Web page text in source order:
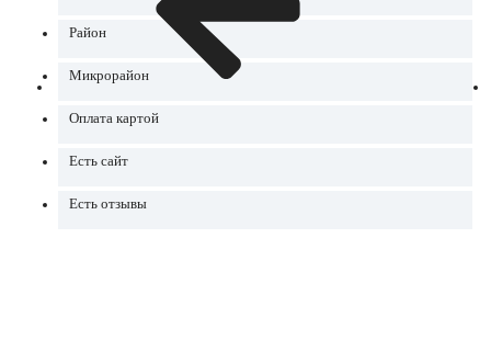
Район
Микрорайон
Оплата картой
Есть сайт
Есть отзывы